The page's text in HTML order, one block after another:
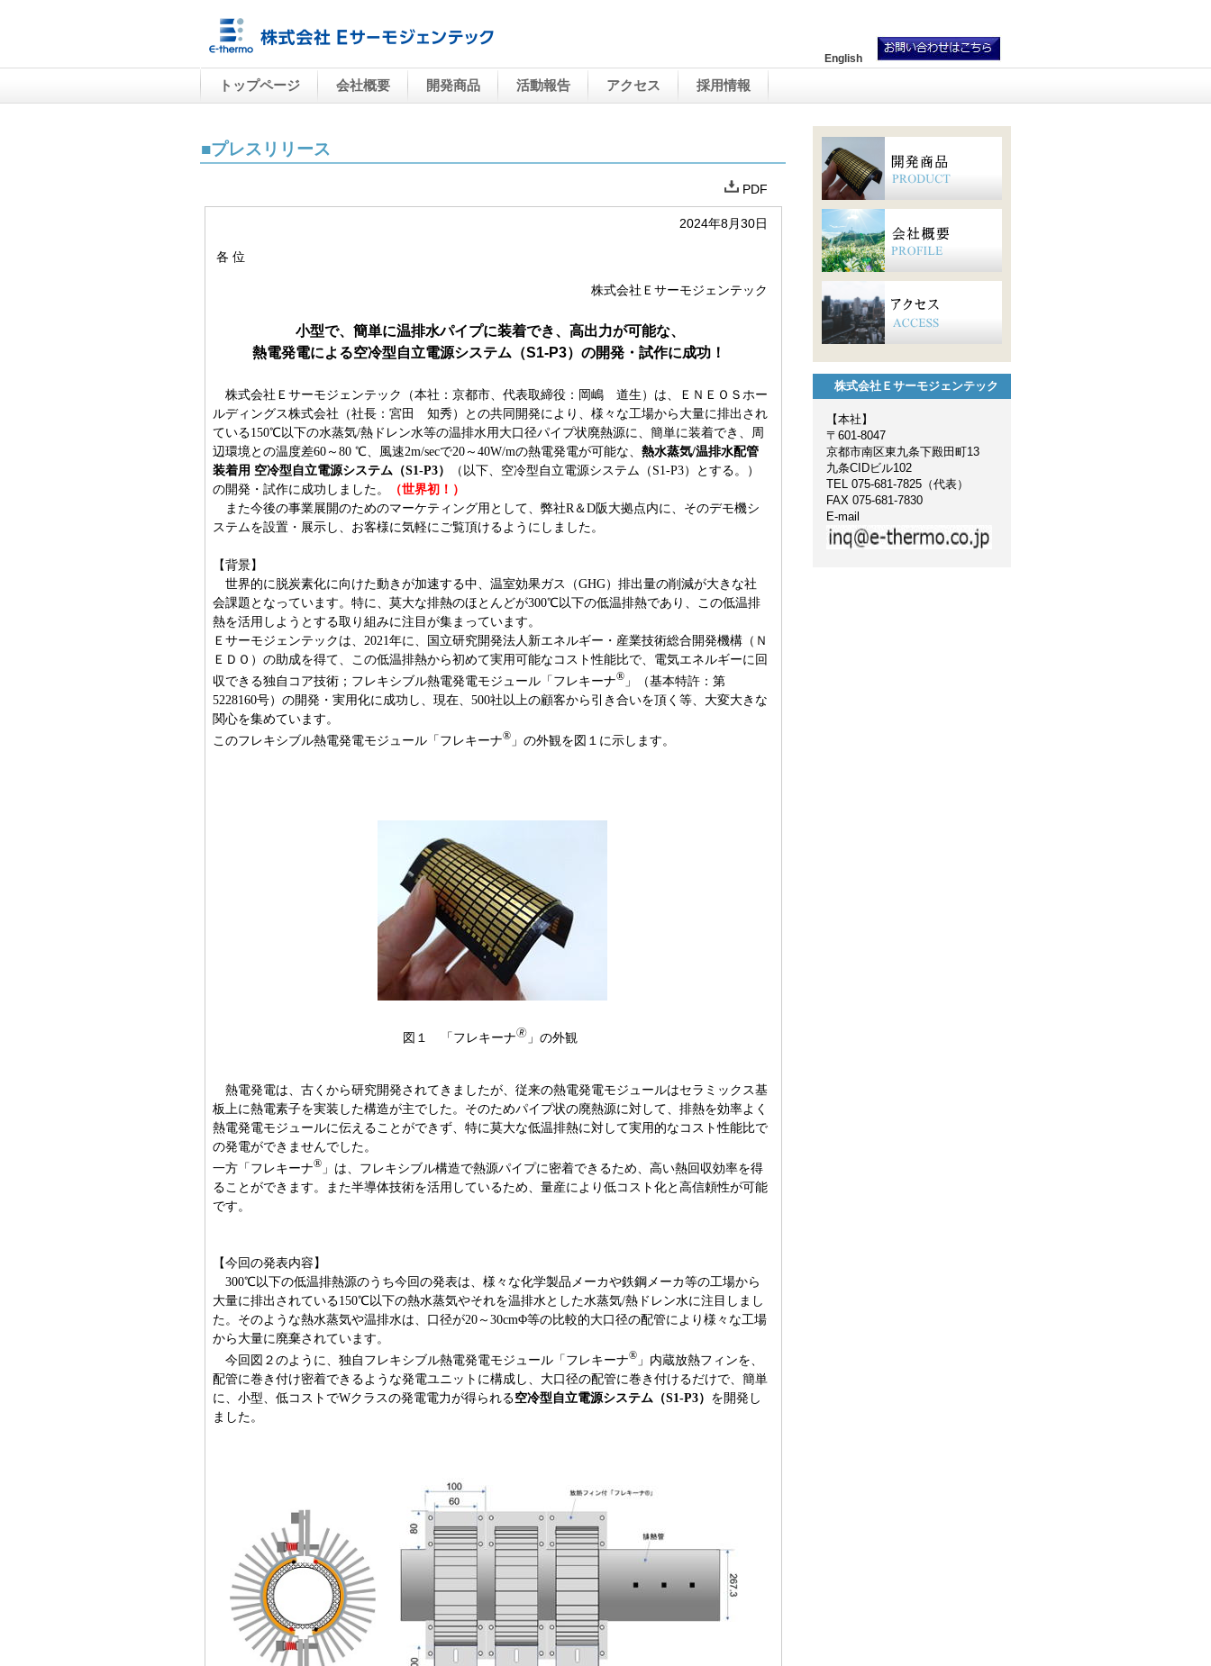
English
■プレスリリース
PDF
2024年8月30日
各 位
株式会社Ｅサーモジェンテック
小型で、簡単に温排水パイプに装着でき、高出力が可能な、
熱電発電による空冷型自立電源システム（S1-P3）の開発・試作に成功！
株式会社Ｅサーモジェンテック（本社：京都市、代表取締役：岡嶋 道生）は、ＥＮＥＯＳホー
ルディングス株式会社（社長：宮田 知秀）との共同開発により、様々な工場から大量に排出され
ている150℃以下の水蒸気/熱ドレン水等の温排水用大口径パイプ状廃熱源に、簡単に装着でき、周
辺環境との温度差60～80 ℃、風速2m/secで20～40W/mの熱電発電が可能な、 熱水蒸気/温排水配管
装着用 空冷型自立電源システム（S1-P3）
（以下、空冷型自立電源システム（S1-P3）とする。）
の開発・試作に成功しました。
（世界初！）
また今後の事業展開のためのマーケティング用として、弊社R＆D阪大拠点内に、そのデモ機シ
ステムを設置・展示し、お客様に気軽にご覧頂けるようにしました。
【背景】
世界的に脱炭素化に向けた動きが加速する中、温室効果ガス（GHG）排出量の削減が大きな社
会課題となっています。特に、莫大な排熱のほとんどが300℃以下の低温排熱であり、この低温排
熱を活用しようとする取り組みに注目が集まっています。
Ｅサーモジェンテックは、2021年に、国立研究開発法人新エネルギー・産業技術総合開発機構（Ｎ
ＥＤＯ）の助成を得て、この低温排熱から初めて実用可能なコスト性能比で、電気エネルギーに回
収できる独自コア技術；フレキシブル熱電発電モジュール「フレキーナ® 」（基本特許：第
5228160号）の開発・実用化に成功し、現在、500社以上の顧客から引き合いを頂く等、大変大きな
関心を集めています。
このフレキシブル熱電発電モジュール「フレキーナ® 」の外観を図１に示します。
図１ 「フレキーナ🄬 」の外観
熱電発電は、古くから研究開発されてきましたが、従来の熱電発電モジュールはセラミックス基
板上に熱電素子を実装した構造が主でした。そのためパイプ状の廃熱源に対して、排熱を効率よく
熱電発電モジュールに伝えることができず、特に莫大な低温排熱に対して実用的なコスト性能比で
の発電ができませんでした。
一方「フレキーナ® 」は、フレキシブル構造で熱源パイプに密着できるため、高い熱回収効率を得
ることができます。また半導体技術を活用しているため、量産により低コスト化と高信頼性が可能
です。
【今回の発表内容】
300℃以下の低温排熱源のうち今回の発表は、様々な化学製品メーカや鉄鋼メーカ等の工場から
大量に排出されている150℃以下の熱水蒸気やそれを温排水とした水蒸気/熱ドレン水に注目しまし
た。そのような熱水蒸気や温排水は、口径が20～30cmΦ等の比較的大口径の配管により様々な工場
から大量に廃棄されています。
今回図２のように、独自フレキシブル熱電発電モジュール「フレキーナ® 」内蔵放熱フィンを、
配管に巻き付け密着できるような発電ユニットに構成し、大口径の配管に巻き付けるだけで、簡単
に、小型、低コストでWクラスの発電電力が得られる空冷型自立電源システム（S1-P3） を開発し
ました。
トップページ 会社概要 開発商品 活動報告 アクセス 採用情報
株式会社Ｅサーモジェンテック
【本社】
〒601-8047
京都市南区東九条下殿田町13
九条CIDビル102
TEL 075-681-7825（代表）
FAX 075-681-7830
E-mail